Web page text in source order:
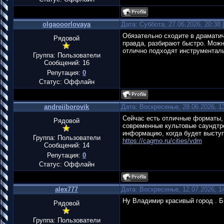
olgaooorlovaya
Дата: Суббота, 27.06.2026,
Рядовой
Группа: Пользователи
Сообщений: 16
Репутация: 0
Статус: Оффлайн
Обязательно сходите в
правда, разбирают быстро.
отлично подходят
andreiiborovik
Дата: Воскресенье, 28.06.2026,
Рядовой
Группа: Пользователи
Сообщений: 14
Репутация: 0
Статус: Оффлайн
Сейчас есть отличные форматы,
современные культовые
информацию, когда будет
https://cagmo.ru/cities/vdm
alex777
Дата: Воскресенье, 12.07.2026,
Рядовой
Группа: Пользователи
Ну Владимир красивый город .